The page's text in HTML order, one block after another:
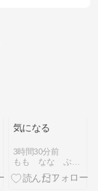
気になる
3時間30分前
もも なな ぶりぶり ありのまま